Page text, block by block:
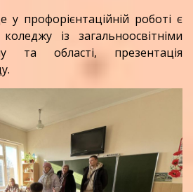
у профорієнтаційній роботі є
із загальноосвітніми
та області, презентація